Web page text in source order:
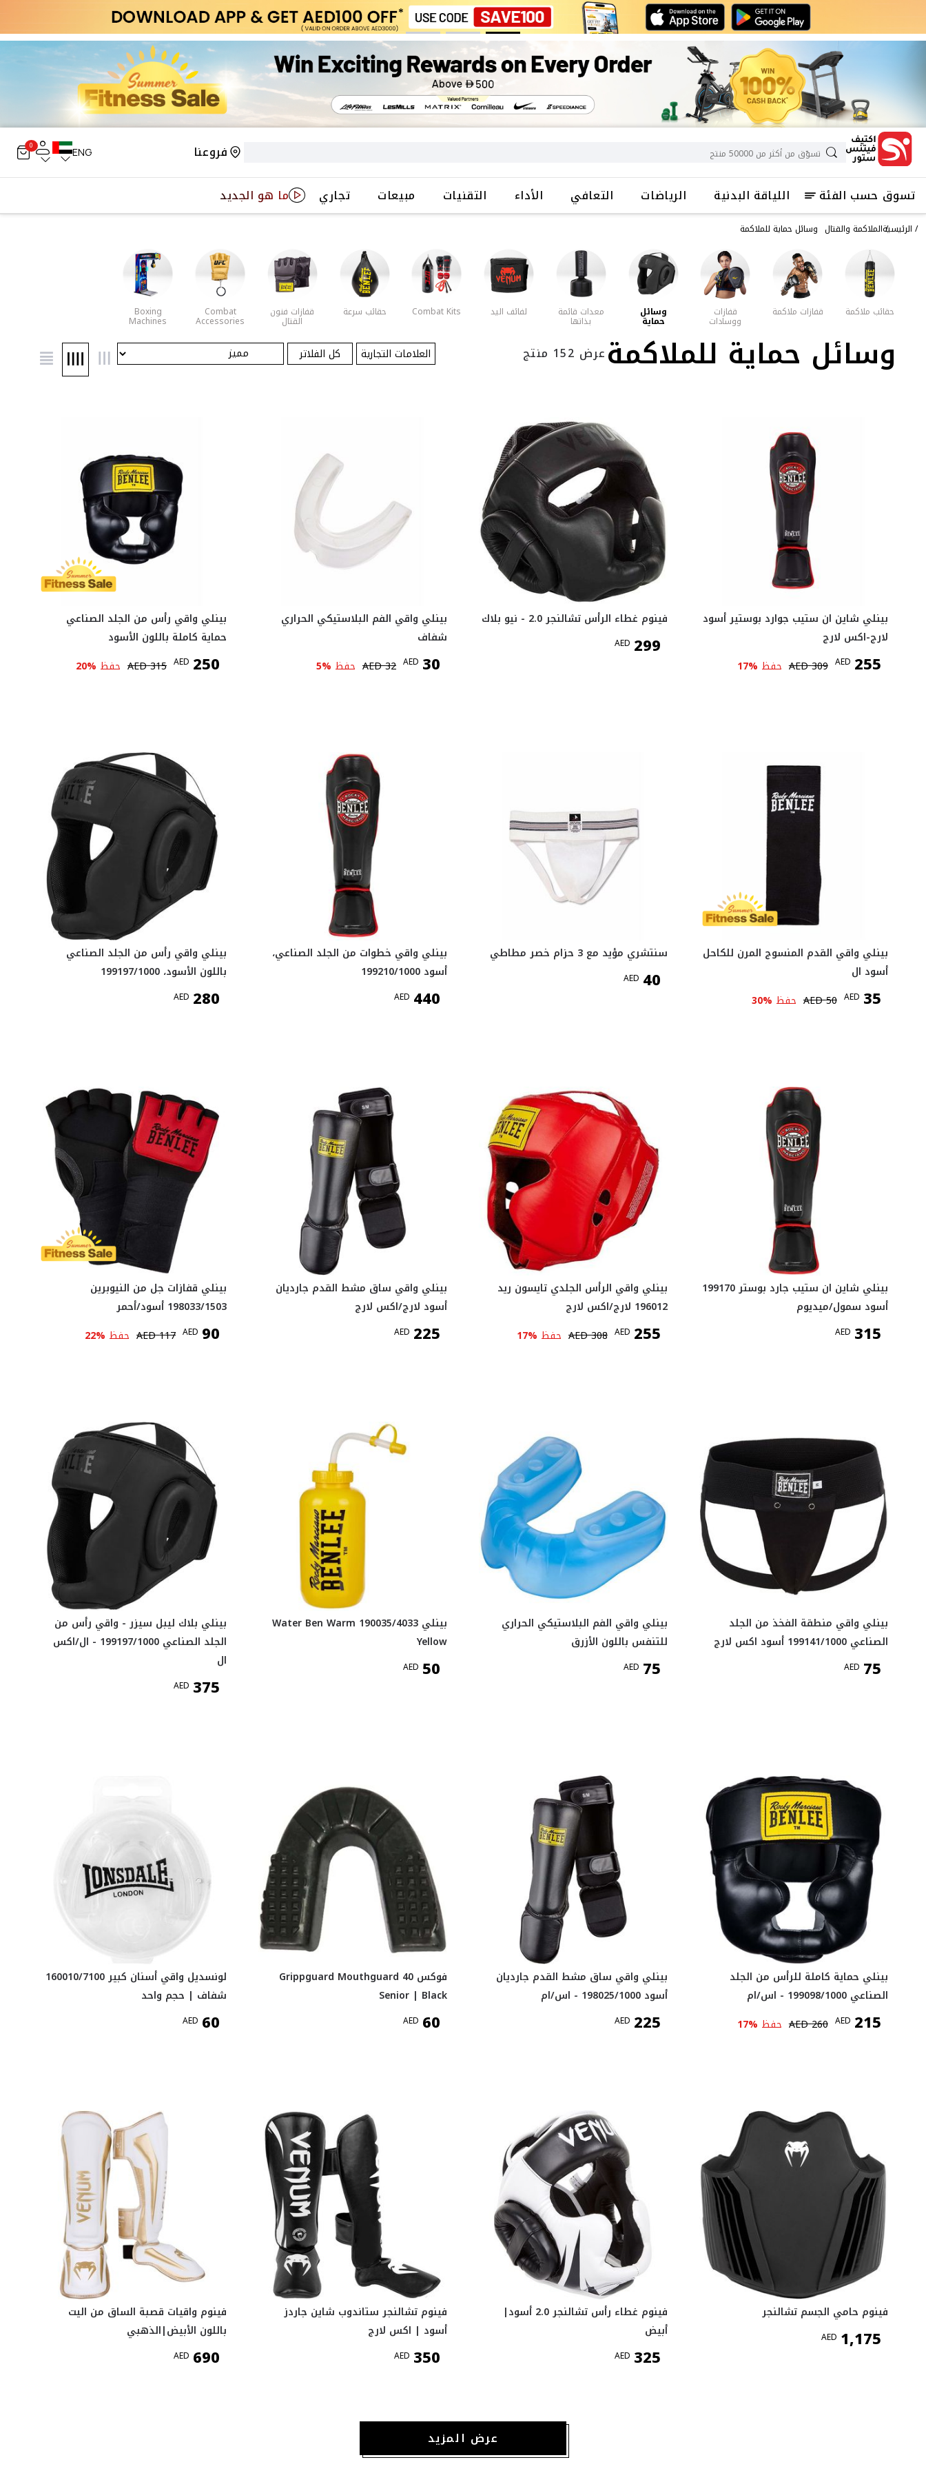
فروعنا ENG
0
تسوق حسب الفئة اللياقة البدنية الرياضات التعافي الأداء التقنيات مبيعات تجاري ما هو الجديد
الرئيسيةالملاكمة والقتال وسائل حماية للملاكمة
حقائب ملاكمة قفازات ملاكمة قفازات
ووسادات
ملاكمة
وسائل
حماية
للملاكمة
معدات قائمة
بذاتها
لفائف اليد Combat Kits حقائب سرعة قفازات فنون
القتال
المختلطة
Combat
Accessories
Boxing
Machines
وسائل حماية للملاكمةعرض 152 منتج العلامات التجارية كل الفلاتر
بينلي شاين ان ستيب جوارد بوستير أسود
لارج-اكس لارج
AED 255
AED309 حفظ 17%
فينوم غطاء الرأس تشالنجر 2.0 - نيو بلاك
AED 299
بينلي واقي الفم البلاستيكي الحراري
شفاف
AED 30
AED32 حفظ 5%
بينلي واقي رأس من الجلد الصناعي
حماية كاملة باللون الأسود
AED 250
AED315 حفظ 20%
بينلي واقي القدم المنسوج المرن للكاحل
أسود ال
AED 35
AED50 حفظ 30%
سنتشري مؤيد مع 3 حزام خصر مطاطي
AED 40
بينلي واقي خطوات من الجلد الصناعي،
أسود 199210/1000
AED 440
بينلي واقي رأس من الجلد الصناعي
باللون الأسود، 199197/1000
AED 280
بينلي شاين ان ستيب جارد بوستر 199170
أسود سمول/ميديوم
AED 315
بينلي واقي الرأس الجلدي تايسون ريد
196012 لارج/اكس لارج
AED 255
AED308 حفظ 17%
بينلي واقي ساق مشط القدم جارديان
أسود لارج/اكس لارج
AED 225
بينلي قفازات جل من النيوبرين
198033/1503 أسود/أحمر
AED 90
AED117 حفظ 22%
بينلي واقي منطقة الفخذ من الجلد
الصناعي 199141/1000 أسود اكس لارج
AED 75
بينلي واقي الفم البلاستيكي الحراري
للتنفس باللون الأزرق
AED 75
بينلي Water Ben Warm 190035/4033
Yellow
AED 50
بينلي بلاك ليبل سيزر - واقي رأس من
الجلد الصناعي 199197/1000 - ال/اكس
ال
AED 375
بينلي حماية كاملة للرأس من الجلد
الصناعي 199098/1000 - اس/ام
AED 215
AED260 حفظ 17%
بينلي واقي ساق مشط القدم جارديان
أسود 198025/1000 - اس/ام
AED 225
فوكس 40 Grippguard Mouthguard
Senior | Black
AED 60
لونسديل واقي أسنان كبير 160010/7100
شفاف | حجم واحد
AED 60
فينوم حامي الجسم تشالنجر
AED 1,175
فينوم غطاء رأس تشالنجر 2.0 أسود|
أبيض
AED 325
فينوم تشالنجر ستاندوب شاين جاردز
أسود | اكس لارج
AED 350
فينوم واقيات قصبة الساق من اليت
باللون الأبيض|الذهبي
AED 690
عرض المزيد